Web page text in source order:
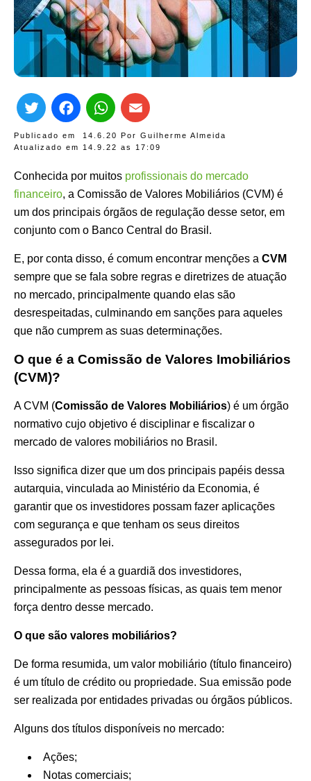
Publicado em 14.6.20 Por Guilherme Almeida
Atualizado em 14.9.22 as 17:09
TwitterFacebook
WhatsApp
Conhecida por muitos profissionais do mercado
financeiro, a Comissão de Valores Mobiliários (CVM) é
um dos principais órgãos de regulação desse setor, em
conjunto com o Banco Central do Brasil .
E, por conta disso, é comum encontrar menções a CVM
sempre que se fala sobre regras e diretrizes de atuação
no mercado, principalmente quando elas são
desrespeitadas, culminando em sanções para aqueles
que não cumprem as suas determinações.
O que é a Comissão de Valores Imobiliários
(CVM)?
A CVM (Comissão de Valores Mobiliários) é um órgão
normativo cujo objetivo é disciplinar e fiscalizar o
mercado de valores mobiliários no Brasil.
Isso significa dizer que um dos principais papéis dessa
autarquia, vinculada ao Ministério da Economia, é
garantir que os investidores possam fazer aplicações
com segurança e que tenham os seus direitos
assegurados por lei.
Dessa forma, ela é a guardiã dos investidores,
principalmente as pessoas físicas, as quais tem menor
força dentro desse mercado.
O que são valores mobiliários?
De forma resumida, um valor mobiliário (título financeiro)
é um título de crédito ou propriedade. Sua emissão pode
ser realizada por entidades privadas ou órgãos públicos.
Alguns dos títulos disponíveis no mercado:
Ações;
Notas comerciais;